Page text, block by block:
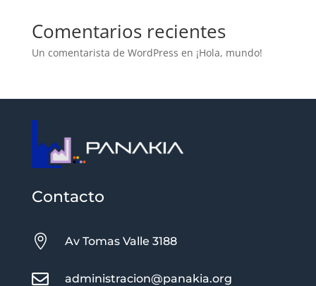
Comentarios recientes
Un comentarista de WordPress en ¡Hola, mundo!
Contacto
 Av Tomas Valle 3188
 administracion@panakia.org